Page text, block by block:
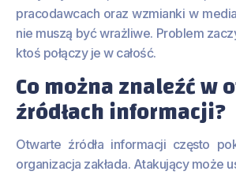
pracodawcach oraz wzmianki w
nie muszą być wrażliwe. Problem
ktoś połączy je w całość.
Co można znaleźć w
źródłach informacji?
Otwarte źródła informacji często
organizacja zakłada. Atakujący może